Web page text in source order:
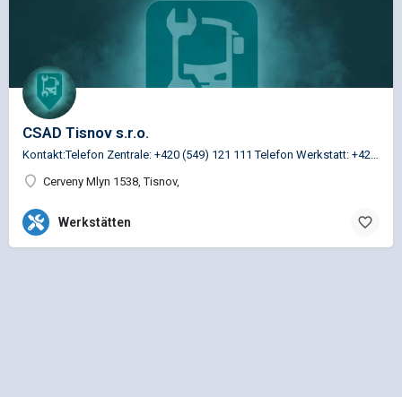
CSAD Tisnov s.r.o.
Cerveny Mlyn 1538, Tisnov,
Werkstätten